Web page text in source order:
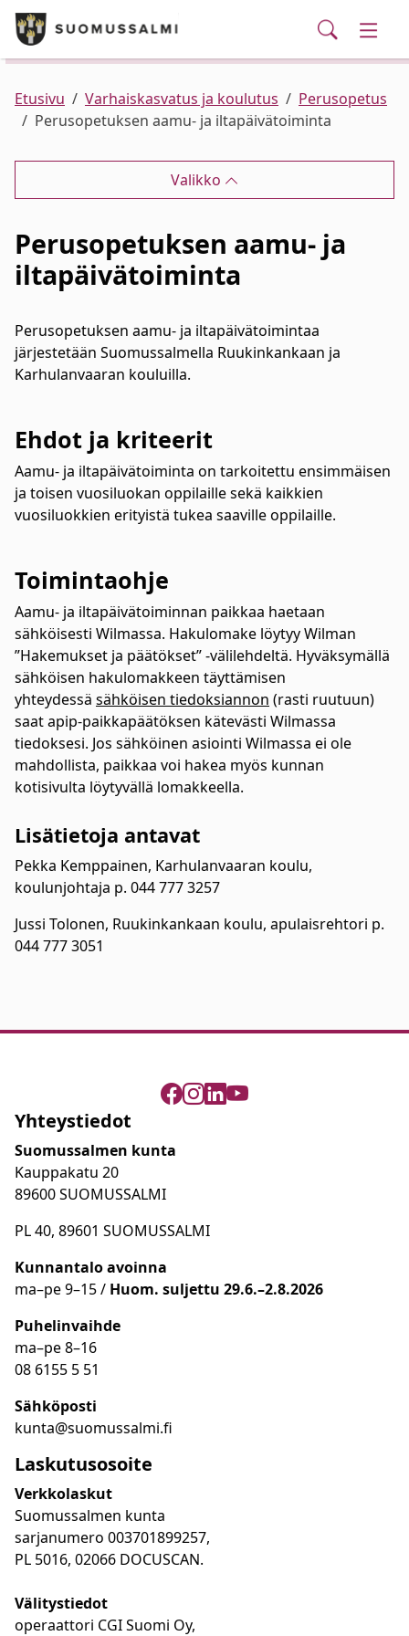
Siirry pääsisältöön
Puhelinluettelo/yhteystiedot
Palvelut
Ajankohtaista
Verkkokauppa
Haku
Kunta ja hallinto
Asuminen ja ympäristö
Elinvoima
Kulttuuri, vapaa-aika ja nuoret
Etusivu Varhaiskasvatus ja koulutus
Perusopetus
Perusopetuksen aamu- ja iltapäivätoiminta
Valikko
Perusopetuksen aamu- ja
iltapäivätoiminta
Perusopetuksen aamu- ja iltapäivätoimintaa
järjestetään Suomussalmella Ruukinkankaan ja
Karhulanvaaran kouluilla.
Ehdot ja kriteerit
Aamu- ja iltapäivätoiminta on tarkoitettu ensimmäisen
ja toisen vuosiluokan oppilaille sekä kaikkien
vuosiluokkien erityistä tukea saaville oppilaille.
Toimintaohje
Aamu- ja iltapäivätoiminnan paikkaa haetaan
sähköisesti Wilmassa. Hakulomake löytyy Wilman
”Hakemukset ja päätökset” -välilehdeltä. Hyväksymällä
sähköisen hakulomakkeen täyttämisen
yhteydessä sähköisen tiedoksiannon (rasti ruutuun)
saat apip-paikkapäätöksen kätevästi Wilmassa
tiedoksesi. Jos sähköinen asiointi Wilmassa ei ole
mahdollista, paikkaa voi hakea myös kunnan
kotisivulta löytyvällä lomakkeella.
Lisätietoja antavat
Pekka Kemppainen, Karhulanvaaran koulu,
koulunjohtaja p. 044 777 3257
Jussi Tolonen, Ruukinkankaan koulu, apulaisrehtori p.
044 777 3051
Yhteystiedot
Suomussalmen kunta
Kauppakatu 20
89600 SUOMUSSALMI
PL 40, 89601 SUOMUSSALMI
Kunnantalo avoinna
ma–pe 9–15 / Huom. suljettu 29.6.–2.8.2026
Puhelinvaihde
ma–pe 8–16
08 6155 5 51
Sähköposti
kunta@suomussalmi.fi
Laskutusosoite
Verkkolaskut
Suomussalmen kunta
sarjanumero 003701899257,
PL 5016, 02066 DOCUSCAN.
Välitystiedot
operaattori CGI Suomi Oy,